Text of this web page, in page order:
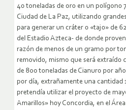
40 toneladas de oro en un polígono
Ciudad de La Paz, utilizando
para generar un cráter o «tajo» de
del Estadio Azteca- de donde
razón de menos de un gramo por
removido, mismo que será extraído
de 800 toneladas de Cianuro por
por día, extrañamente una cantidad
pretendía utilizar el proyecto de
Amarillos» hoy Concordia, en el